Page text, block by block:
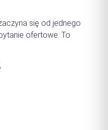
się od jednego
ofertowe. To